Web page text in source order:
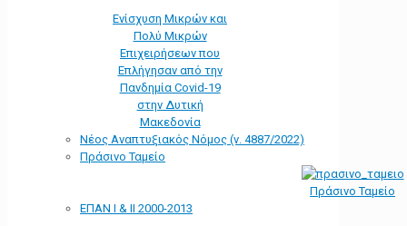
Ενίσχυση Μικρών και
Πολύ Μικρών
Επιχειρήσεων που
Επλήγησαν από την
Πανδημία Covid-19
στην Δυτική
Μακεδονία
Νέος Αναπτυξιακός Νόμος (ν. 4887/2022)
Πράσινο Ταμείο
Πράσινο Ταμείο
ΕΠΑΝ Ι & ΙΙ 2000-2013